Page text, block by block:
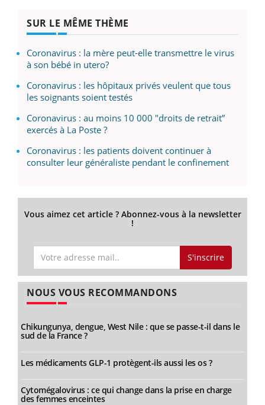
SUR LE MÊME THÈME
Coronavirus : la mère peut-elle transmettre le virus
à son bébé in utero?
Coronavirus : les hôpitaux privés veulent que tous
les soignants soient testés
Coronavirus : au moins 10 000 "droits de retrait”
exercés à La Poste ?
Coronavirus : les patients doivent continuer à
consulter leur généraliste pendant le confinement
Vous aimez cet article ? Abonnez-vous à la newsletter
!
S'inscrire
NOUS VOUS RECOMMANDONS
Chikungunya, dengue, West Nile : que se passe-t-il dans le
sud de la France ?
Les médicaments GLP-1 protègent-ils aussi les os ?
Cytomégalovirus : ce qui change dans la prise en charge
des femmes enceintes